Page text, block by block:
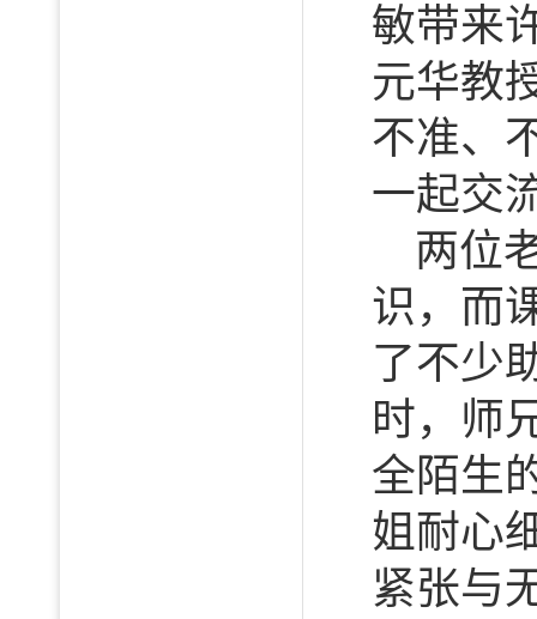
敏带来
元华教
不准、
一起交
两位
识，而
了不少
时，师
全陌生
姐耐心
紧张与